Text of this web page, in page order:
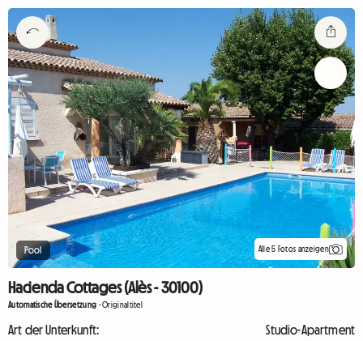
Pool Alle 5 Fotos anzeigen
Hacienda Cottages (Alès - 30100)
Automatische Übersetzung -Originaltitel
Art der Unterkunft:
Studio-Apartment